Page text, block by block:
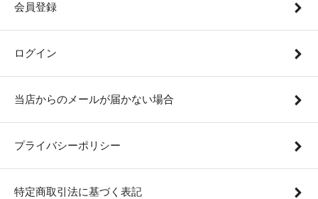
会員登録
ログイン
当店からのメールが届かない場合
プライバシーポリシー
特定商取引法に基づく表記